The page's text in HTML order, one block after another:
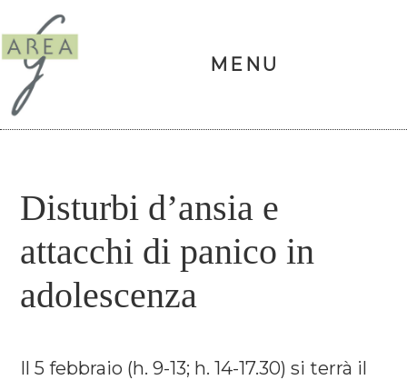
Skip
primary
navigation
Skip
main
content
Skip
primary
sidebar
Skip
footer
Area
G
MENU
Disturbi d’ansia e
attacchi di panico in
adolescenza
Il 5 febbraio (h. 9-13; h. 14-17.30) si terrà il